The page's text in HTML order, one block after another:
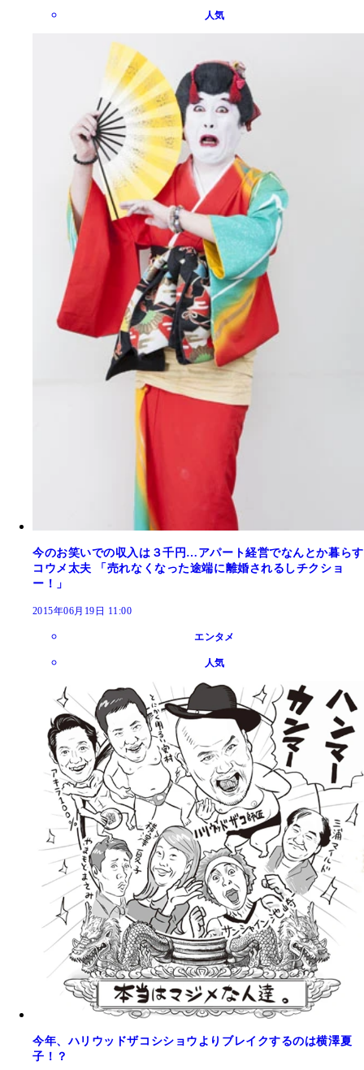
人気
今のお笑いでの収入は３千円…アパート経営でなんとか暮らす
コウメ太夫 「売れなくなった途端に離婚されるしチクショ
ー！」
2015年06月19日 11:00
エンタメ
人気
今年、ハリウッドザコシショウよりブレイクするのは横澤夏
子！？